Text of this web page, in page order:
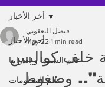
أخر الأخبار
عالم السينما و الدراما
عالم المعلومات
أخر الأخبار
خلف كواليس
وضغوط
فيصل اليعقوبي
May 22 1 min read